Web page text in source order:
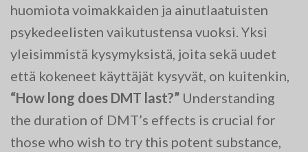
huomiota voimakkaiden ja ainutlaatuisten
psykedeelisten vaikutustensa vuoksi. Yksi
yleisimmistä kysymyksistä, joita sekä uudet
että kokeneet käyttäjät kysyvät, on kuitenkin,
“How long does DMT last?” Understanding
the duration of DMT’s effects is crucial for
those who wish to try this potent substance,